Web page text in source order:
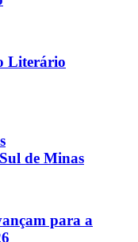
Literário
de Minas
para a